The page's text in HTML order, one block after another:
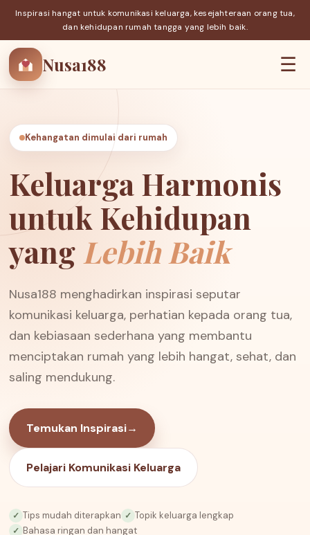
Inspirasi hangat untuk komunikasi keluarga, kesejahteraan orang tua,
dan kehidupan rumah tangga yang lebih baik.
Nusa188 ☰
Kehangatan dimulai dari rumah
Keluarga Harmonis
untuk Kehidupan
yang Lebih Baik
Nusa188 menghadirkan inspirasi seputar
komunikasi keluarga, perhatian kepada orang tua,
dan kebiasaan sederhana yang membantu
menciptakan rumah yang lebih hangat, sehat, dan
saling mendukung.
Temukan Inspirasi→
Pelajari Komunikasi Keluarga
✓ Tips mudah diterapkan ✓ Topik keluarga lengkap
✓ Bahasa ringan dan hangat